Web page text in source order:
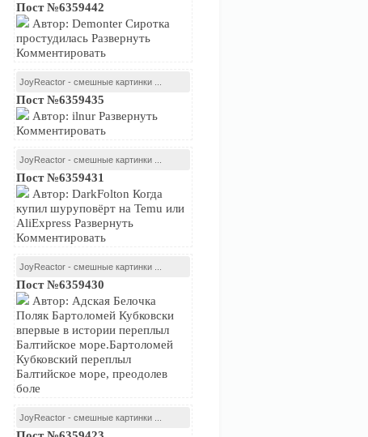
Пост №6359442
Автор: Demonter Сиротка
простудилась Развернуть
Комментировать
JoyReactor - смешные картинки ...
Пост №6359435
Автор: ilnur Развернуть
Комментировать
JoyReactor - смешные картинки ...
Пост №6359431
Автор: DarkFolton Когда
купил шуруповёрт на Temu или
AliExpress Развернуть
Комментировать
JoyReactor - смешные картинки ...
Пост №6359430
Автор: Адская Белочка
Поляк Бартоломей Кубковски
впервые в истории переплыл
Балтийское море.Бартоломей
Кубковский переплыл
Балтийское море, преодолев
боле
JoyReactor - смешные картинки ...